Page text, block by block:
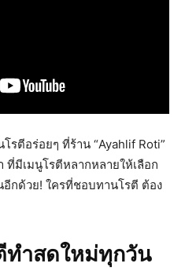
รตีอร่อยๆ ที่ร้าน “Ayahlif Roti”
ที่มีเมนูโรตีหลากหลายให้เลือก
กด้วย! ใครที่ชอบทานโรตี ต้อง
ทำสดใหม่ทุกวัน